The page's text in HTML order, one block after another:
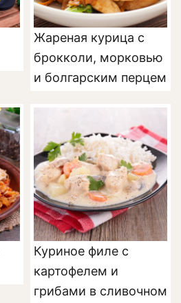
Жареная курица с
брокколи, морковью
и болгарским перцем
Куриное филе с
картофелем и
грибами в сливочном